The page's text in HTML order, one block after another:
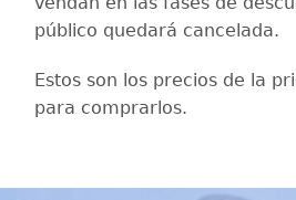
público quedará cancelada.
Estos son los precios de la
para comprarlos.